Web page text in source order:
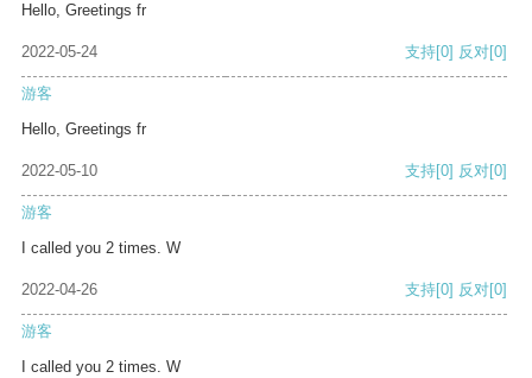
Hello, Greetings fr
2022-05-24 支持[0] 反对[0]
游客
Hello, Greetings fr
2022-05-10 支持[0] 反对[0]
游客
I called you 2 times. W
2022-04-26 支持[0] 反对[0]
游客
I called you 2 times. W